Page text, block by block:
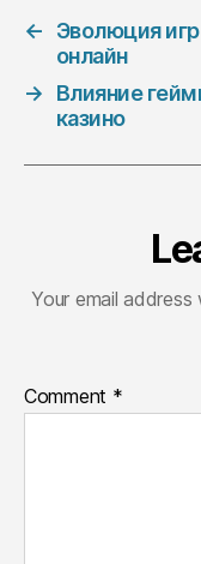
←
Эволюция
онлайн
→
Влияние
казино
Your email
Comment *